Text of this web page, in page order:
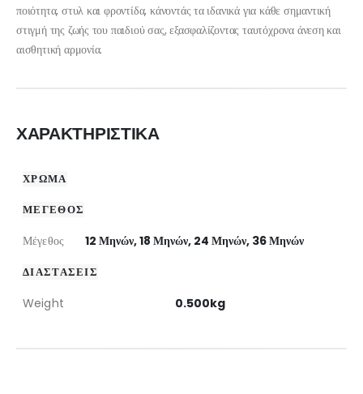
ποιότητα, στυλ και φροντίδα, κάνοντάς τα ιδανικά για κάθε σημαντική
στιγμή της ζωής του παιδιού σας, εξασφαλίζοντας ταυτόχρονα άνεση και
αισθητική αρμονία.
ΧΑΡΑΚΤΗΡΙΣΤΙΚΑ
ΧΡΩΜΑ
ΜΕΓΕΘΟΣ
Μέγεθος 12 Μηνών, 18 Μηνών, 24 Μηνών, 36 Μηνών
ΔΙΑΣΤΑΣΕΙΣ
Weight 0.500kg